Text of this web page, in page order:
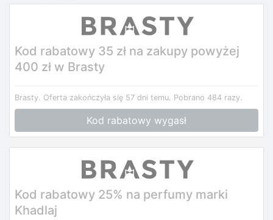
Kod rabatowy 35 zł na zakupy powyżej
400 zł w Brasty
Brasty. Oferta zakończyła się 57 dni temu. Pobrano 484 razy.
Kod rabatowy wygasł
Kod rabatowy 25% na perfumy marki
Khadlaj